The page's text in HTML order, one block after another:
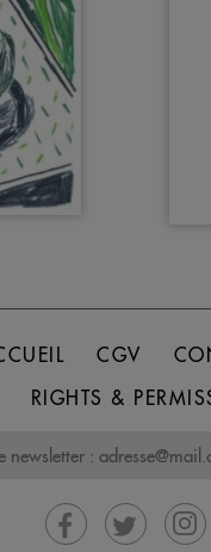
CGV
RIGHTS &